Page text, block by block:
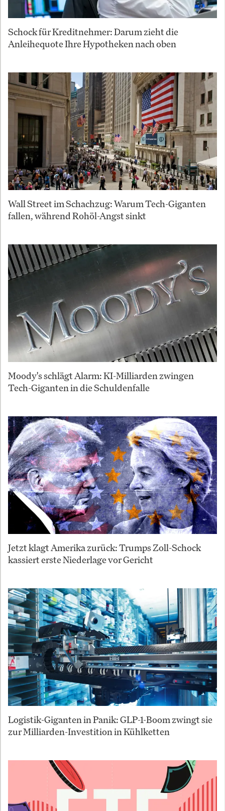
Schock für Kreditnehmer: Darum zieht die
Anleihequote Ihre Hypotheken nach oben
Wall Street im Schachzug: Warum Tech-Giganten
fallen, während Rohöl-Angst sinkt
Moody's schlägt Alarm: KI-Milliarden zwingen
Tech-Giganten in die Schuldenfalle
Jetzt klagt Amerika zurück: Trumps Zoll-Schock
kassiert erste Niederlage vor Gericht
Logistik-Giganten in Panik: GLP-1-Boom zwingt sie
zur Milliarden-Investition in Kühlketten